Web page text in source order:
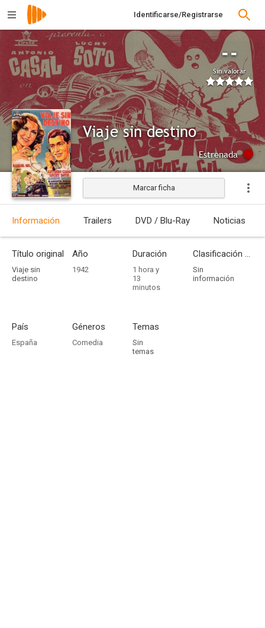
Identificarse/Registrarse
--
Sin valorar
Viaje sin destino
Estrenada
Marcar ficha
Información Trailers DVD / Blu-Ray Noticias
Título original
Viaje sin
destino
Año
1942
Duración
1 hora y
13
minutos
Clasificación por edades
Sin
información
País
España
Géneros
Comedia
Temas
Sin
temas